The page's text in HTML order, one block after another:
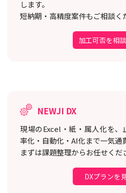
します。
短納期・高精度案件もご相談く
加工可否を相
NEWJI DX
現場のExcel・紙・属人化を、
率化・自動化・AI化まで一気通
まずは課題整理からお任せくだ
DXプランを